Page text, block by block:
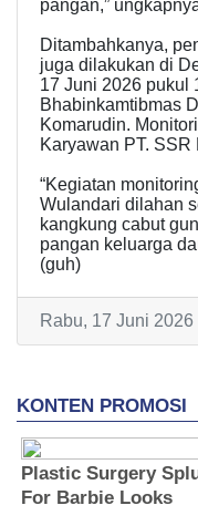
pangan,”
Ditambahkanya,
juga dilakukan di
17 Juni 2026 pukul
Bhabinkamtibmas
Komarudin.
Karyawan PT.
“Kegiatan
Wulandari dilahan
kangkung cabut
pangan keluarga
(guh)
Rabu, 17 Juni